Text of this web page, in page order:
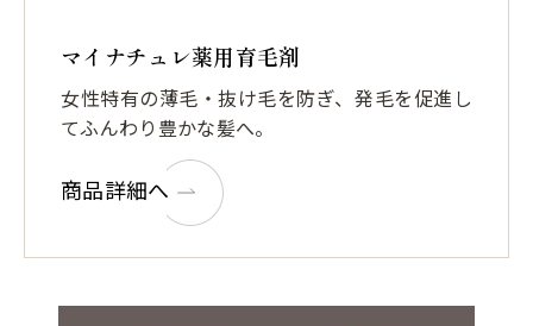
マイナチュレ薬用育毛剤
女性特有の薄毛・抜け毛を防ぎ、発毛を促進し
てふんわり豊かな髪へ。
商品詳細へ